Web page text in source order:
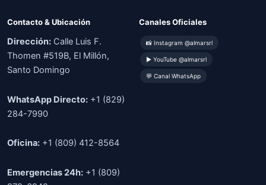
Contacto & Ubicación
Dirección: Calle Luis F.
Thomen #519B, El Millón,
Santo Domingo
WhatsApp Directo: +1 (829)
284-7990
Oficina: +1 (809) 412-8564
Emergencias 24h: +1 (809)
Canales Oficiales
📸 Instagram @almarsrl
▶ YouTube @almarsrl
💬 Canal WhatsApp